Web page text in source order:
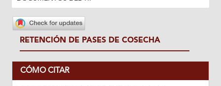
RETENCIÓN DE PASES DE COSECHA
CÓMO CITAR